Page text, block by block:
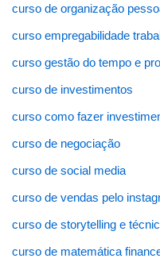
curso de organização
curso empregabilidade
curso gestão do tempo e
curso de investimentos
curso como fazer
curso de negociação
curso de social media
curso de vendas pelo
curso de storytelling e
curso de matemática